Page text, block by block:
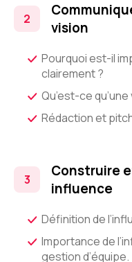
vision
Pourquoi est-il
clairement ?
Qu’est-ce qu’une
Rédaction et
Construire
influence
Définition de
Importance de
gestion d’équipe.